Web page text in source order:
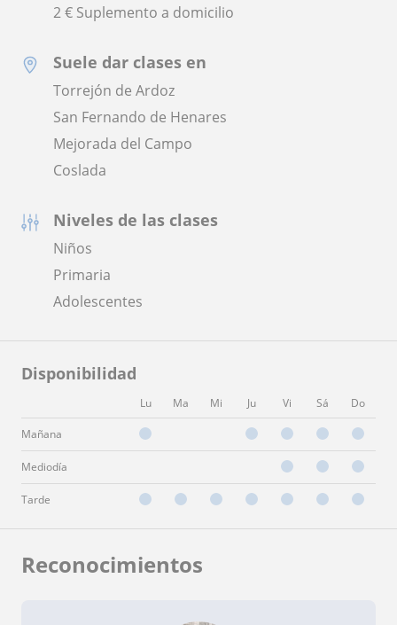
2 € Suplemento a domicilio
Suele dar clases en
Torrejón de Ardoz
San Fernando de Henares
Mejorada del Campo
Coslada
Niveles de las clases
Niños
Primaria
Adolescentes
Disponibilidad
Lu Ma Mi Ju Vi Sá Do
Mañana
Mediodía
Tarde
Reconocimientos